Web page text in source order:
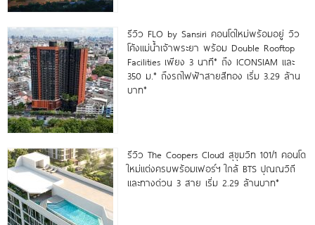
รีวิว FLO by Sansiri คอนโดใหม่พร้อมอยู่ วิว
โค้งแม่น้ำเจ้าพระยา พร้อม Double Rooftop
Facilities เพียง 3 นาที* ถึง ICONSIAM และ
350 ม.* ถึงรถไฟฟ้าสายสีทอง เริ่ม 3.29 ล้าน
บาท*
รีวิว The Coopers Cloud สุขุมวิท 101/1 คอนโด
ใหม่แต่งครบพร้อมเฟอร์ฯ ใกล้ BTS ปุณณวิถี
และทางด่วน 3 สาย เริ่ม 2.29 ล้านบาท*